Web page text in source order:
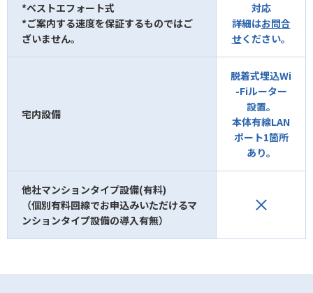
お問合せ マンション検索
*ベストエフォート式
*ご案内する速度を保証するものではご
ざいません。
対応
詳細はお問合
せください。
宅内設備
脱着式埋込Wi
-Fiルーター
設置。
本体有線LAN
ポート1箇所
あり。
他社マンションタイプ設備(有料)
（個別有料回線でお申込みいただけるマ
ンションタイプ設備の導入有無）